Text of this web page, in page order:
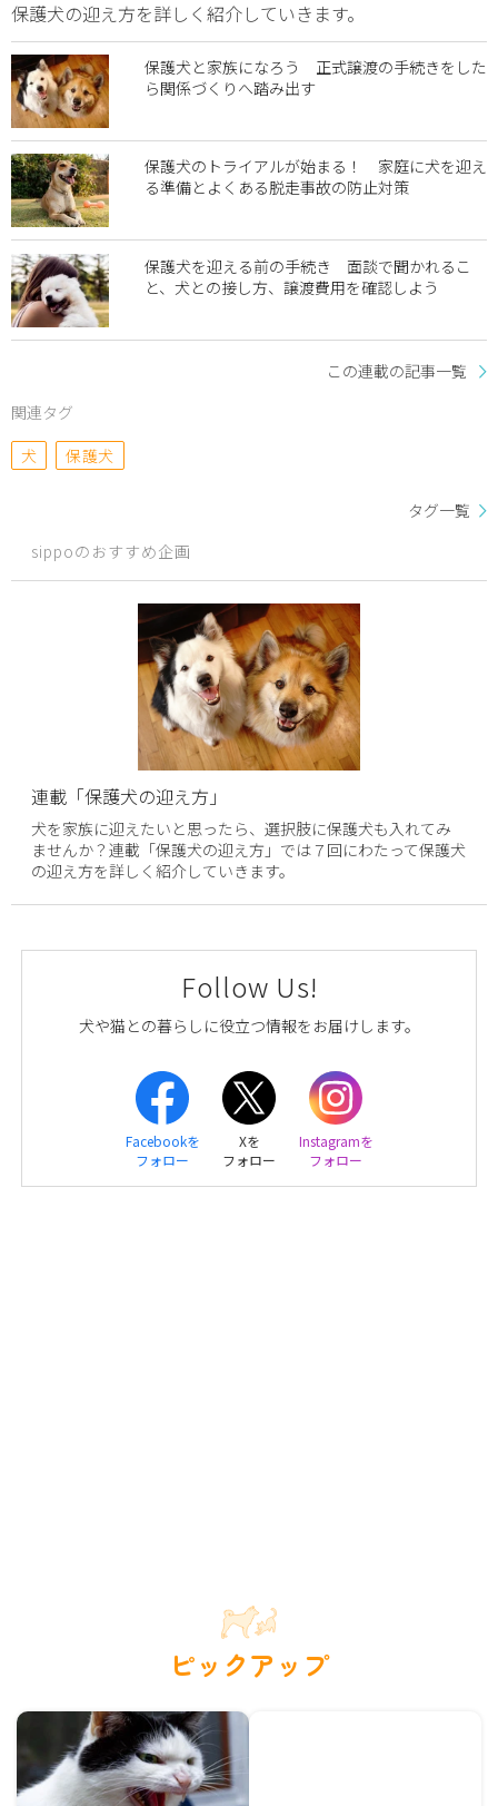
保護犬の迎え方を詳しく紹介していきます。
保護犬と家族になろう 正式譲渡の手続きをした
ら関係づくりへ踏み出す
保護犬のトライアルが始まる！ 家庭に犬を迎え
る準備とよくある脱走事故の防止対策
保護犬を迎える前の手続き 面談で聞かれるこ
と、犬との接し方、譲渡費用を確認しよう
この連載の記事一覧
関連タグ
犬
保護犬
タグ一覧
sippoのおすすめ企画
連載「保護犬の迎え方」
犬を家族に迎えたいと思ったら、選択肢に保護犬も入れてみ
ませんか？連載「保護犬の迎え方」では７回にわたって保護犬
の迎え方を詳しく紹介していきます。
Follow Us!
犬や猫との暮らしに役立つ情報をお届けします。
Facebookを
フォロー
Xを
フォロー
Instagramを
フォロー
ピックアップ